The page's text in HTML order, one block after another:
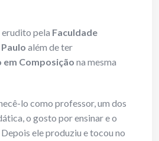
erudito pela Faculdade
além de ter
em Composição na mesma
lo como professor, um dos
o gosto por ensinar e o
ele produziu e tocou no